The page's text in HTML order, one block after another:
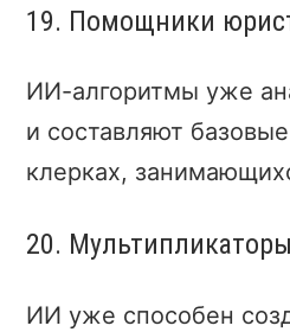
19. Помощники
ИИ-алгоритмы уже
и составляют
клерках,
20. Мультипликаторы
ИИ уже способен